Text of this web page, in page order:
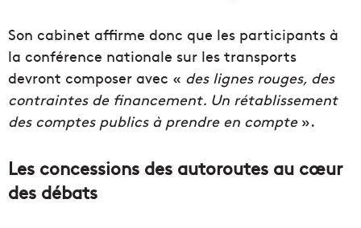
Son cabinet affirme donc que les participants à
la conférence nationale sur les transports
devront composer avec « des lignes rouges, des
contraintes de financement. Un rétablissement
des comptes publics à prendre en compte».
Les concessions des autoroutes au cœur
des débats